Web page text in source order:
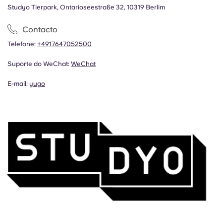
Studyo Tierpark, Ontarioseestraße 32, 10319 Berlim
Contacto
Telefone: +4917647052500
Suporte do WeChat: WeChat
E-mail: yugo